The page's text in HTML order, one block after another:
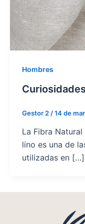
Hombres
Gestor 2 /14 de
La Fibra
lino es una de
utilizadas en […]